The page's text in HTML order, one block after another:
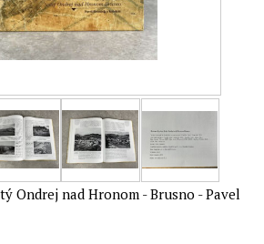
Ondrej nad Hronom - Brusno - Pavel